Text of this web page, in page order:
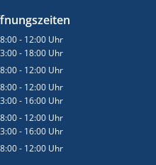
- 12:00 Uhr
Von 08:00 bis 12:00 Uhr
- 18:00 Uhr
Von 13:00 bis 18:00 Uhr
- 12:00 Uhr
Von 08:00 bis 12:00 Uhr
- 12:00 Uhr
Von 08:00 bis 12:00 Uhr
- 16:00 Uhr
Von 13:00 bis 16:00 Uhr
- 12:00 Uhr
Von 08:00 bis 12:00 Uhr
- 16:00 Uhr
Von 13:00 bis 16:00 Uhr
- 12:00 Uhr